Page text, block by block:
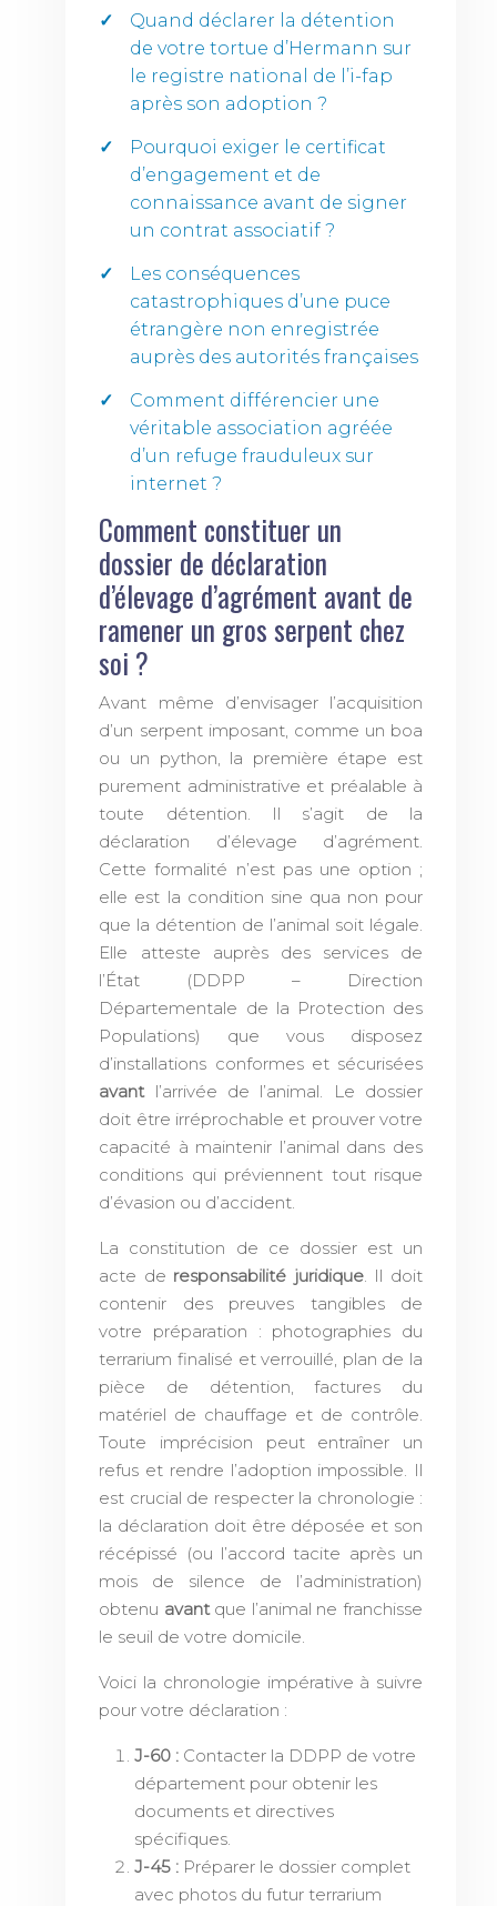
Quand déclarer la détention
de votre tortue d’Hermann sur
le registre national de l’i-fap
après son adoption ?
Pourquoi exiger le certificat
d’engagement et de
connaissance avant de signer
un contrat associatif ?
Les conséquences
catastrophiques d’une puce
étrangère non enregistrée
auprès des autorités françaises
Comment différencier une
véritable association agréée
d’un refuge frauduleux sur
internet ?
Comment constituer un
dossier de déclaration
d’élevage d’agrément avant de
ramener un gros serpent chez
soi ?
Avant même d’envisager l’acquisition
d’un serpent imposant, comme un boa
ou un python, la première étape est
purement administrative et préalable à
toute détention. Il s’agit de la
déclaration d’élevage d’agrément.
Cette formalité n’est pas une option ;
elle est la condition sine qua non pour
que la détention de l’animal soit légale.
Elle atteste auprès des services de
l’État (DDPP – Direction
Départementale de la Protection des
Populations) que vous disposez
d’installations conformes et sécurisées
avantl’arrivée de l’animal. Le dossier
doit être irréprochable et prouver votre
capacité à maintenir l’animal dans des
conditions qui préviennent tout risque
d’évasion ou d’accident.
La constitution de ce dossier est un
acte de responsabilité juridique. Il doit
contenir des preuves tangibles de
votre préparation : photographies du
terrarium finalisé et verrouillé, plan de la
pièce de détention, factures du
matériel de chauffage et de contrôle.
Toute imprécision peut entraîner un
refus et rendre l’adoption impossible. Il
est crucial de respecter la chronologie :
la déclaration doit être déposée et son
récépissé (ou l’accord tacite après un
mois de silence de l’administration)
obtenu avantque l’animal ne franchisse
le seuil de votre domicile.
Voici la chronologie impérative à suivre
pour votre déclaration :
J-60 : Contacter la DDPP de votre
département pour obtenir les
documents et directives
spécifiques.
J-45 : Préparer le dossier complet
avec photos du futur terrarium